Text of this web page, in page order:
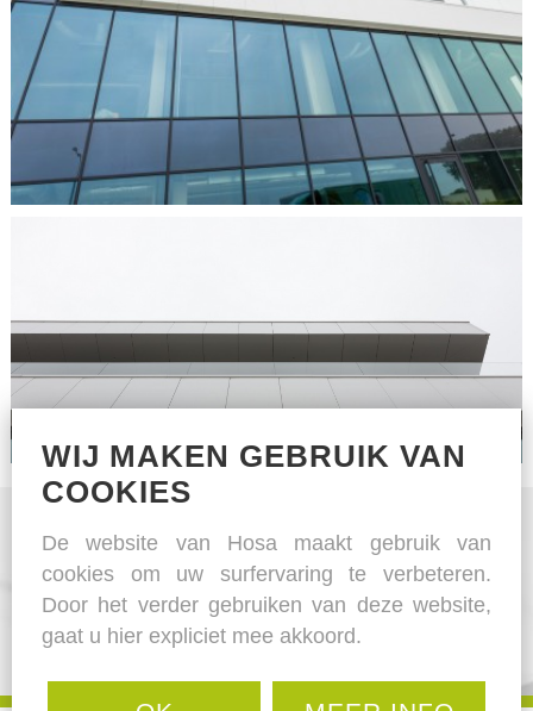
WIJ MAKEN GEBRUIK VAN
COOKIES
De website van Hosa maakt gebruik van
cookies om uw surfervaring te verbeteren.
Door het verder gebruiken van deze website,
gaat u hier expliciet mee akkoord.